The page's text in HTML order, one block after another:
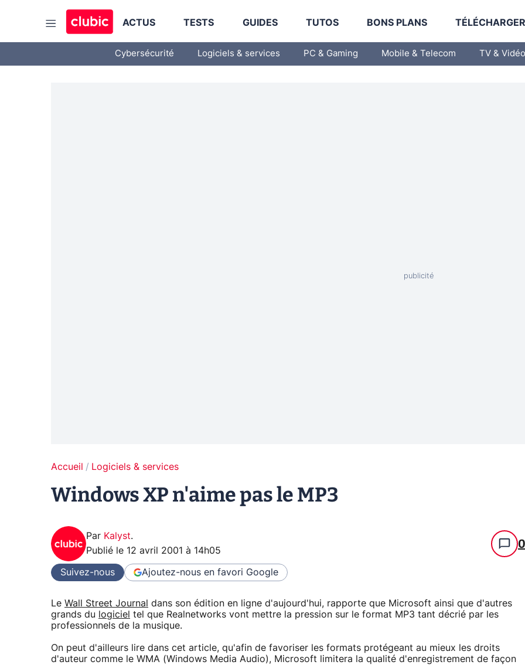
ACTUS TESTS GUIDES TUTOS BONS PLANS
Cybersécurité Logiciels & services PC & Gaming Mobile & Telecom TV & Vidéo
Accueil Logiciels & services
Windows XP n'aime pas le MP3
Par Kalyst.
Publié le 12 avril 2001 à 14h05 0
Suivez-nous Ajoutez-nous en favori Google
Le Wall Street Journal
dans son édition en ligne d'aujourd'hui, rapporte que Microsoft ainsi que d'autres
grands du
logiciel tel que Realnetworks vont mettre la pression sur le format MP3 tant décrié par les
professionnels de la musique.
On peut d'ailleurs lire dans cet article, qu'afin de favoriser les formats protégeant au mieux les droits
d'auteur comme le WMA (Windows Media Audio), Microsoft limitera la qualité d'enregistrement de façon